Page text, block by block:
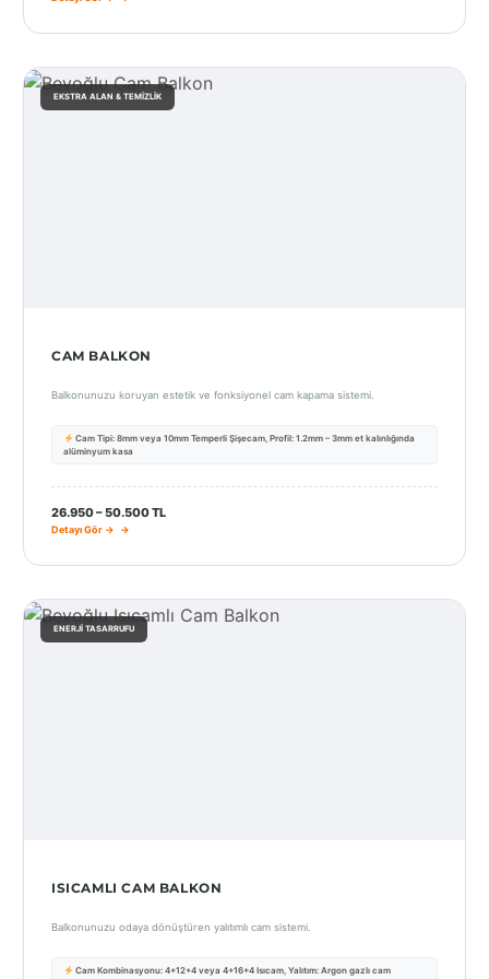
EKSTRA ALAN & TEMIZLIK
CAM BALKON
Balkonunuzu koruyan estetik ve fonksiyonel cam kapama sistemi.
Cam Tipi: 8mm veya 10mm Temperli Şişecam, Profil: 1.2mm – 3mm et kalınlığında
alüminyum kasa
26.950 – 50.500 TL
Detayı Gör →
ENERJI TASARRUFU
ISICAMLI CAM BALKON
Balkonunuzu odaya dönüştüren yalıtımlı cam sistemi.
Cam Kombinasyonu: 4+12+4 veya 4+16+4 Isıcam, Yalıtım: Argon gazlı cam
İstanbul
Anadolu
İstanbul
Manisa
Muş
Coquitlam
Rize
Sakarya
Yalova
VAZGEÇ